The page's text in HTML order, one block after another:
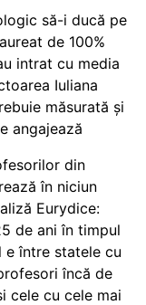
să-i ducă pe
de 100%
intrat cu media
Iuliana
măsurată și
angajează
din
în niciun
Eurydice:
de ani în timpul
e între statele cu
încă de
cele cu cele mai